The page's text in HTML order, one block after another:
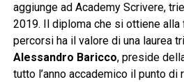
aggiunge ad Academy Scrivere,
2019. Il diploma che si ottiene alla
percorsi ha il valore di una laurea
Alessandro Baricco, preside
tutto l’anno accademico il punto di